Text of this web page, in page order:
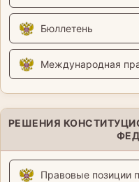
Бюллетень
Международная
РЕШЕНИЯ
Правовые позиции